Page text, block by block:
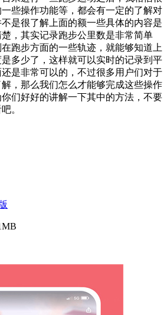
些操作功能等，都会有一定的了解对
是很了解上面的额一些具体的内容是
，其实记录跑步公里数是非常简单
跑步方面的一些轨迹，就能够知道上
多少了，这样就可以实时的记录到平
是非常可以的，不过很多用户们对于
，那么我们怎么才能够完成这些操作
们好好的讲解一下其中的方法，不要
。